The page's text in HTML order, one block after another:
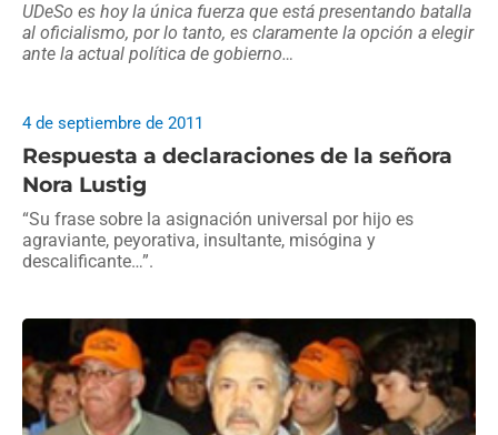
UDeSo es hoy la única fuerza que está presentando batalla
al oficialismo, por lo tanto, es claramente la opción a elegir
ante la actual política de gobierno…
Respuesta a declaraciones de la señora
Nora Lustig
4 de septiembre de 2011
“Su frase sobre la asignación universal por hijo es
agraviante, peyorativa, insultante, misógina y
descalificante…”.